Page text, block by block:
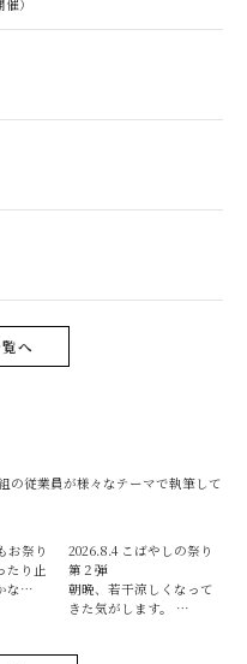
）
へ
の従業員が様々なテーマで執筆して
お祭り
たり止
な…
2026.8.4 こばやしの祭り
第２弾
朝晩、若干涼しくなって
きた気がします。 …